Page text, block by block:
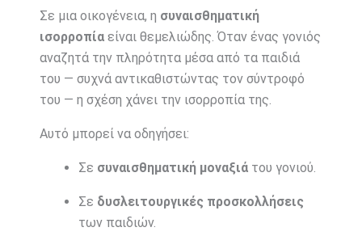
Σε μια οικογένεια, η συναισθηματική
ισορροπίαείναι θεμελιώδης. Όταν ένας γονιός
αναζητά την πληρότητα μέσα από τα παιδιά
του — συχνά αντικαθιστώντας τον σύντροφό
του — η σχέση χάνει την ισορροπία της.
Αυτό μπορεί να οδηγήσει:
Σε συναισθηματική μοναξιάτου γονιού.
Σε δυσλειτουργικές προσκολλήσεις
των παιδιών.